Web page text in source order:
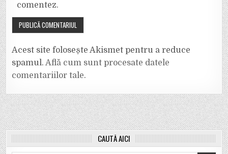
comentez.
Acest site folosește Akismet pentru a reduce
spamul.Află cum sunt procesate datele
comentariilor tale.
CAUTĂ AICI